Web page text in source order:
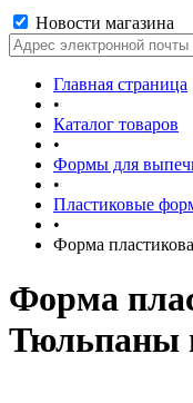
Новости магазина
Главная страница
•
Каталог товаров
•
Формы для
•
Пластиковые
•
Форма
Форма
Тюльпаны